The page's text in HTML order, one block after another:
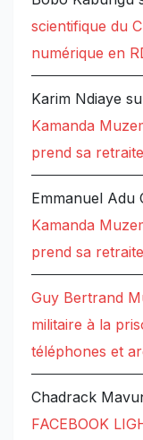
scientifique du
numérique en
Karim Ndiaye
Kamanda
prend sa retraite
Emmanuel Adu
Kamanda
prend sa retraite
Guy Bertrand
militaire à la
téléphones et
Chadrack
FACEBOOK